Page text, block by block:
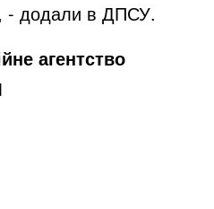
- додали в ДПСУ.
агентство